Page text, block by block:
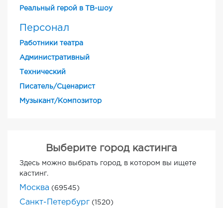
Реальный герой в ТВ-шоу
Персонал
Работники театра
Административный
Технический
Писатель/Сценарист
Музыкант/Композитор
Выберите город кастинга
Здесь можно выбрать город, в котором вы ищете
кастинг.
Москва (69545)
Санкт-Петербург (1520)